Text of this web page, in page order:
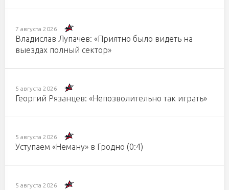
7 августа 2026
Владислав Лупачев: «Приятно было видеть на
выездах полный сектор»
5 августа 2026
Георгий Рязанцев: «Непозволительно так играть»
5 августа 2026
Уступаем «Неману» в Гродно (0:4)
5 августа 2026